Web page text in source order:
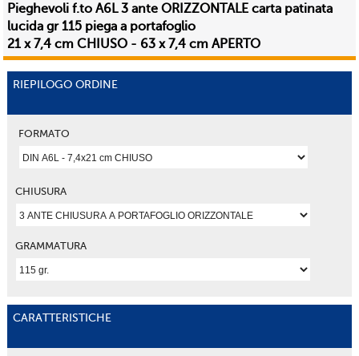
Pieghevoli f.to A6L 3 ante ORIZZONTALE carta patinata
lucida gr 115 piega a portafoglio
21 x 7,4 cm CHIUSO - 63 x 7,4 cm APERTO
RIEPILOGO ORDINE
FORMATO
CHIUSURA
GRAMMATURA
CARATTERISTICHE